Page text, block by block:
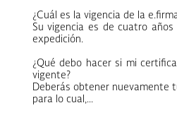
¿Cuál es la vigencia de la
Su vigencia es de cuatro
expedición.
¿Qué debo hacer si mi
vigente?
Deberás obtener nuevamente
para lo cual,...